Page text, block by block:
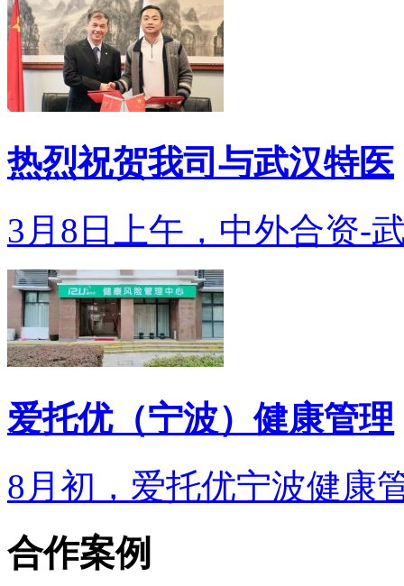
热烈祝贺我司与武汉特医
3月8日上午，中外合资-
爱托优（宁波）健康管理
8月初，爱托优宁波健康
合作案例